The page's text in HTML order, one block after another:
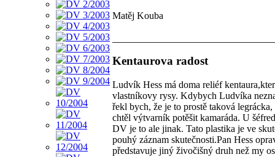
Matěj Kouba
Kentaurova radost
Ludvík Hess má doma reliéf
vlastníkovy rysy. Kdybych Ludvíka
řekl bych, že je to prostě taková
chtěl výtvarník potěšit kamaráda. U
DV je to ale jinak. Tato plastika je ve
pouhý záznam skutečnosti.Pan Hess
představuje jiný živočišný druh než my